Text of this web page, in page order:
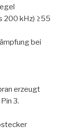
200 kHz) ≥55
bei
erzeugt
3.